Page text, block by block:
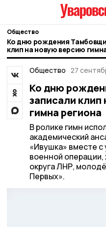
Общество
Ко дню рождения
клип на новую версию
Общество 27
Ко дню
записали
гимна региона
В ролике гимн
академический
«Ивушка» вместе с
военной
округа ЛНР,
Первых».